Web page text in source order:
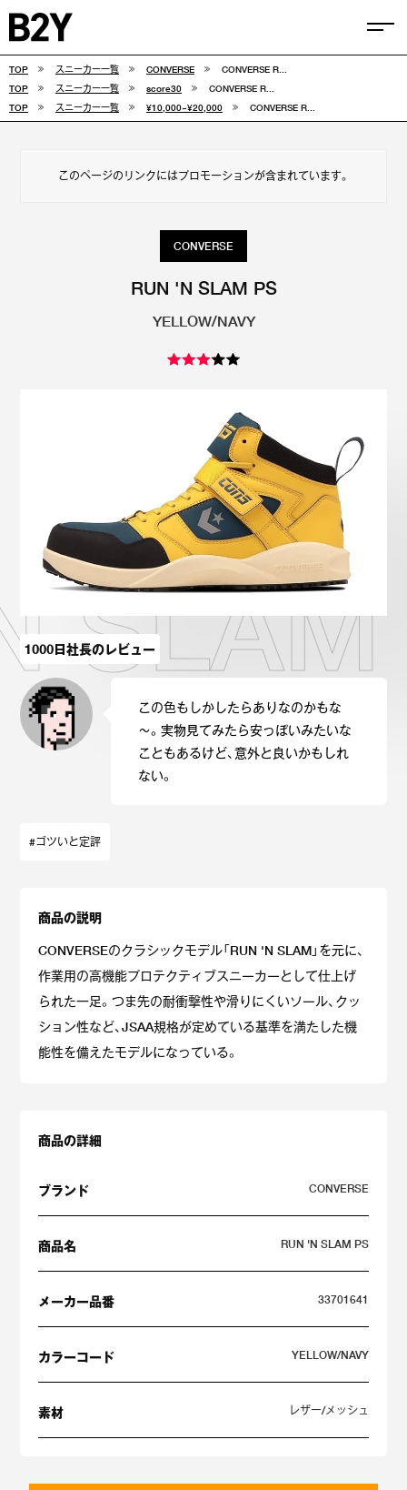
スニーカー診断 プライバシーポリシー 免責事項 お問い合わせ
COLUMN
FEATURE
CONVERSE
ASICS
OTHERS
SEARCH SNEAKER
TOP スニーカー一覧 CONVERSE
CONVERSE R...
TOP
スニーカー一覧 score30
CONVERSE R...
TOP
スニーカー一覧 ¥10,000~¥20,000 CONVERSE R...
このページのリンクにはプロモーションが含まれています。
CONVERSE
RUN 'N SLAM PS
YELLOW/NAVY
1000日社長のレビュー
この色もしかしたらありなのかもな
～。実物見てみたら安っぽいみたいな
こともあるけど、意外と良いかもしれ
ない。
#ゴツいと定評
商品の説明
CONVERSEのクラシックモデル「RUN 'N SLAM」を元に、
作業用の高機能プロテクティブスニーカーとして仕上げ
られた一足。つま先の耐衝撃性や滑りにくいソール、クッ
ション性など、JSAA規格が定めている基準を満たした機
能性を備えたモデルになっている。
商品の詳細
ブランド CONVERSE
商品名 RUN 'N SLAM PS
メーカー品番 33701641
カラーコード YELLOW/NAVY
素材 レザー/メッシュ